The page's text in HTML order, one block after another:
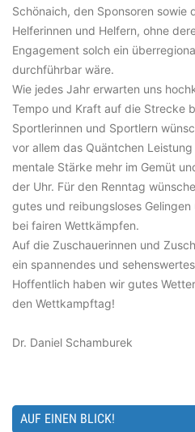
Schönaich, den Sponsoren sowie
Helferinnen und Helfern, ohne
Engagement solch ein
durchführbar wäre.
Wie jedes Jahr erwarten uns
Tempo und Kraft auf die Strecke
Sportlerinnen und Sportlern
vor allem das Quäntchen
mentale Stärke mehr im Gemüt
der Uhr. Für den Renntag
gutes und reibungsloses
bei fairen Wettkämpfen.
Auf die Zuschauerinnen und
ein spannendes und
Hoffentlich haben wir gutes
den Wettkampftag!
Dr. Daniel Schamburek
AUF EINEN BLICK!